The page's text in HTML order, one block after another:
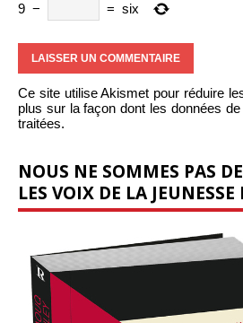
9 − = six
Ce site utilise Akismet pour réduire
plus sur la façon dont les données
traitées.
NOUS NE SOMMES PAS
LES VOIX DE LA JEUNESSE